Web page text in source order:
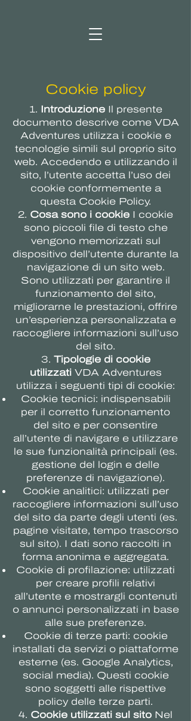
Cookie policy
1. IntroduzioneIl presente
documento descrive come VDA
Adventures utilizza i cookie e
tecnologie simili sul proprio sito
web. Accedendo e utilizzando il
sito, l’utente accetta l’uso dei
cookie conformemente a
questa Cookie Policy.
2. Cosa sono i cookie I cookie
sono piccoli file di testo che
vengono memorizzati sul
dispositivo dell’utente durante la
navigazione di un sito web.
Sono utilizzati per garantire il
funzionamento del sito,
migliorarne le prestazioni, offrire
un’esperienza personalizzata e
raccogliere informazioni sull’uso
del sito.
3. Tipologie di cookie
utilizzatiVDA Adventures
utilizza i seguenti tipi di cookie:
Cookie tecnici: indispensabili
per il corretto funzionamento
del sito e per consentire
all’utente di navigare e utilizzare
le sue funzionalità principali (es.
gestione del login e delle
preferenze di navigazione).
Cookie analitici: utilizzati per
raccogliere informazioni sull’uso
del sito da parte degli utenti (es.
pagine visitate, tempo trascorso
sul sito). I dati sono raccolti in
forma anonima e aggregata.
Cookie di profilazione: utilizzati
per creare profili relativi
all’utente e mostrargli contenuti
o annunci personalizzati in base
alle sue preferenze.
Cookie di terze parti: cookie
installati da servizi o piattaforme
esterne (es. Google Analytics,
social media). Questi cookie
sono soggetti alle rispettive
policy delle terze parti.
4. Cookie utilizzati sul sito Nel